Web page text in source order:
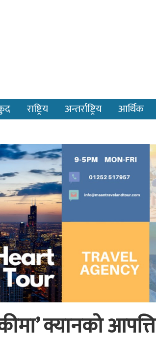
राष्ट्रिय अन्तर्राष्ट्रिय आर्थिक
क्यानको आपत्ति